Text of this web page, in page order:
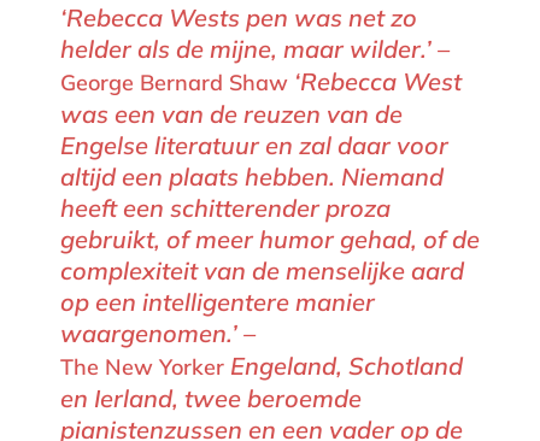
‘Rebecca Wests pen was net zo
helder als de mijne, maar wilder.’ –
George Bernard Shaw ‘Rebecca West
was een van de reuzen van de
Engelse literatuur en zal daar voor
altijd een plaats hebben. Niemand
heeft een schitterender proza
gebruikt, of meer humor gehad, of de
complexiteit van de menselijke aard
op een intelligentere manier
waargenomen.’ –
The New Yorker Engeland, Schotland
en Ierland, twee beroemde
pianistenzussen en een vader op de